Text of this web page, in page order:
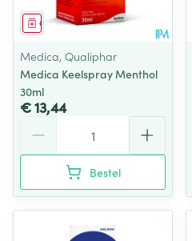
Geneesmiddel
Medica, Qualiphar
Medica Keelspray Menthol
30ml
€ 13,44
Bestel